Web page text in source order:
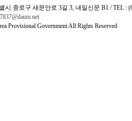
시 종로구 새문안로 3길 3, 내일신문 B1 / TEL :
Provisional Government All Rights Reserved